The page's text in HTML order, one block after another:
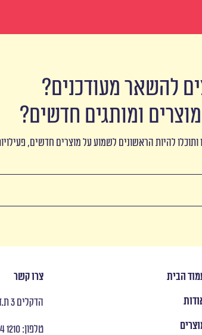
להשאר מעודכנים?
ומותגים חדשים?
להיות הראשונים לשמוע על מוצרים חדשים,
הבית
צרו קשר
הדקלים 3 ת.ד 8053 ראש העין
טלפון: ‭ +972 9 954 1210